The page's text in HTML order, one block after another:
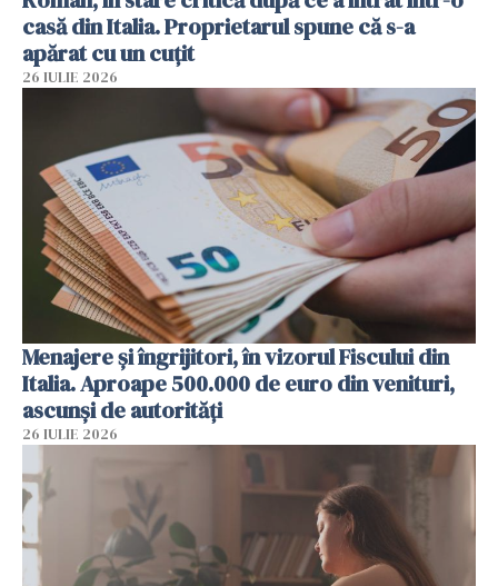
casă din Italia. Proprietarul spune că s-a
apărat cu un cuțit
26 IULIE 2026
Menajere și îngrijitori, în vizorul Fiscului din
Italia. Aproape 500.000 de euro din venituri,
ascunși de autorități
26 IULIE 2026